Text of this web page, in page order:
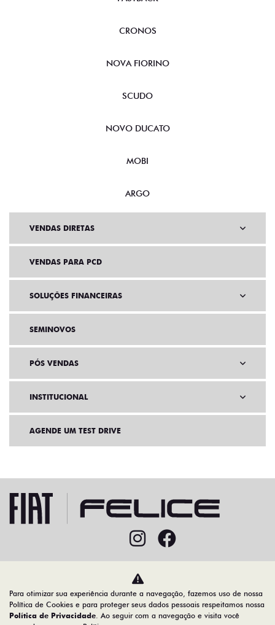
CRONOS
NOVA FIORINO
SCUDO
NOVO DUCATO
MOBI
ARGO
VENDAS DIRETAS
VENDAS PARA PCD
SOLUÇÕES FINANCEIRAS
SEMINOVOS
PÓS VENDAS
INSTITUCIONAL
AGENDE UM TEST DRIVE
Desacelere. Seu bem maior é a vida.
Para otimizar sua experiência durante a navegação, fazemos uso de nossa
Política de Cookies e para proteger seus dados pessoais respeitamos nossa
Política de Privacidade. Ao seguir com a navegação e visita você